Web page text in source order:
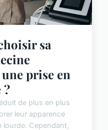
sa
prise en
?
de plus en plus
leur apparence
lourde. Cependant,